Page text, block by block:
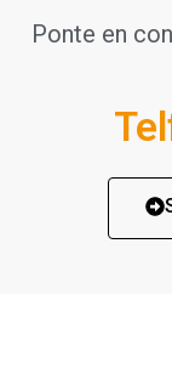
Ponte en